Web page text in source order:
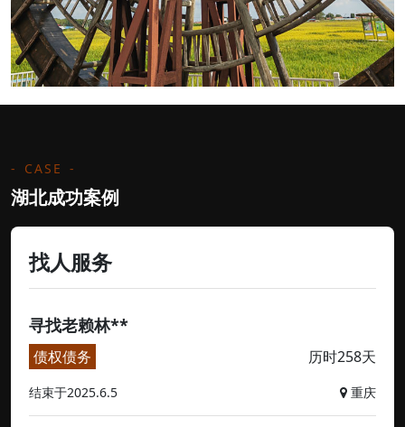
CASE
湖北成功案例
找人服务
寻找老赖林**
债权债务 历时258天
结束于2025.6.5 重庆